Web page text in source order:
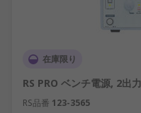
ライン調整– %で
ライン電圧の変化
一定であることを
優れた負荷調整に
在庫限り
RS PRO ベンチ電源, 2出
RS品番 123-3565